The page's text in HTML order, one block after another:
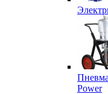
Power